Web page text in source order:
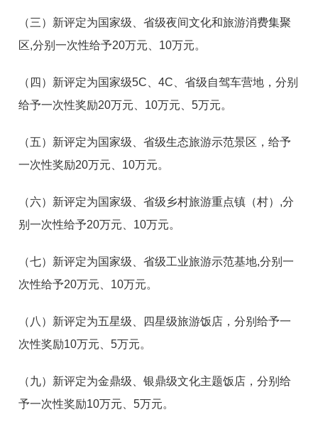
（三）新评定为国家级、省级夜间文化和旅游消费集聚
区,分别一次性给予20万元、10万元。
（四）新评定为国家级5C、4C、省级自驾车营地，分别
给予一次性奖励20万元、10万元、5万元。
（五）新评定为国家级、省级生态旅游示范景区，给予
一次性奖励20万元、10万元。
（六）新评定为国家级、省级乡村旅游重点镇（村）,分
别一次性给予20万元、10万元。
（七）新评定为国家级、省级工业旅游示范基地,分别一
次性给予20万元、10万元。
（八）新评定为五星级、四星级旅游饭店，分别给予一
次性奖励10万元、5万元。
（九）新评定为金鼎级、银鼎级文化主题饭店，分别给
予一次性奖励10万元、5万元。